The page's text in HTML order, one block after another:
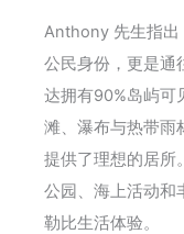
Anthony 先生指出
公民身份，更是通
达拥有90%岛屿可
滩、瀑布与热带雨
提供了理想的居所
公园、海上活动和
勒比生活体验。